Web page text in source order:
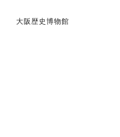
大阪歴史博物館